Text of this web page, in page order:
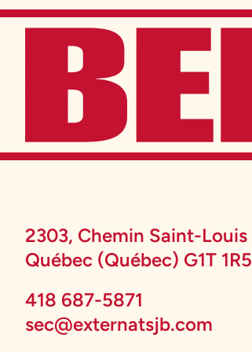
2303, Chemin Saint-Louis
Québec (Québec) G1T 1R5
418 687-5871
sec@externatsjb.com